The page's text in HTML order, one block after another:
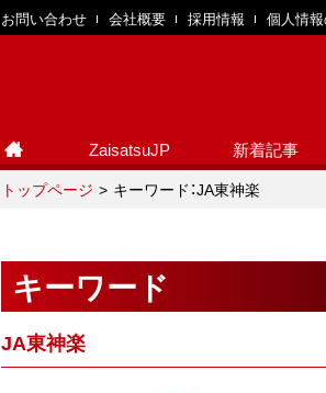
お問い合わせ 会社概要 採用情報 個人情
ZaisatsuJP 新着記事
トップページ キーワード：JA東神楽
キーワード
JA東神楽